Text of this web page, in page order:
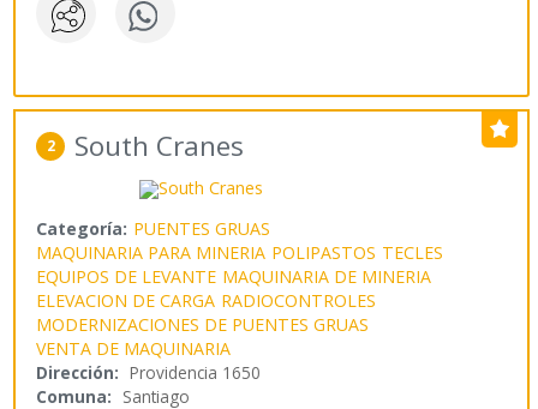
2 South Cranes
Categoría: PUENTES GRUAS
MAQUINARIA PARA MINERIA POLIPASTOS TECLES
EQUIPOS DE LEVANTE MAQUINARIA DE MINERIA
ELEVACION DE CARGA RADIOCONTROLES
MODERNIZACIONES DE PUENTES GRUAS
VENTA DE MAQUINARIA
Dirección: Providencia 1650
Comuna: Santiago